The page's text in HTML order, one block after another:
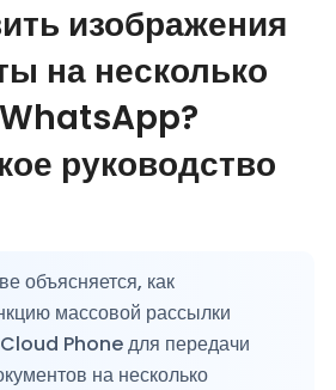
изображения
на несколько
руководство
объясняется, как
массовой рассылки
Phone для передачи
на несколько